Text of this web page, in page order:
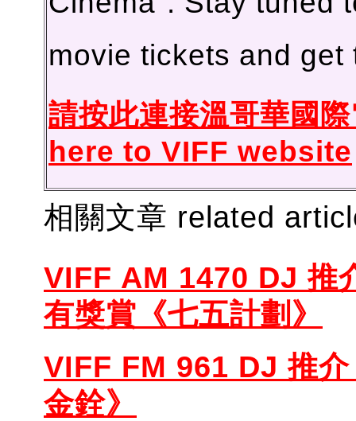
movie tickets and
請按此連接溫哥華國際
here to VIFF website
相關文章 related
VIFF AM 1470 DJ 推
有獎賞《七五計劃》
VIFF FM 961 DJ 推
金銓》